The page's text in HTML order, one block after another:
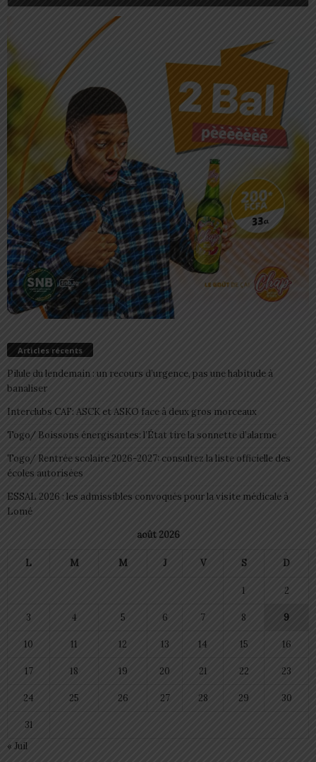
Articles récents
Pilule du lendemain : un recours d’urgence, pas une habitude à
banaliser
Interclubs CAF: ASCK et ASKO face à deux gros morceaux
Togo/ Boissons énergisantes: l’État tire la sonnette d’alarme
Togo/ Rentrée scolaire 2026-2027: consultez la liste officielle des
écoles autorisées
ESSAL 2026 : les admissibles convoqués pour la visite médicale à
Lomé
août 2026
L M M J V S D
1 2
3 4 5 6 7 8 9
10 11 12 13 14 15 16
17 18 19 20 21 22 23
24 25 26 27 28 29 30
31
« Juil